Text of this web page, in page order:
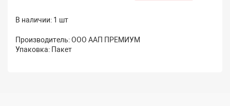
В наличии: 1 шт
Производитель: ООО ААП ПРЕМИУМ
Упаковка: Пакет